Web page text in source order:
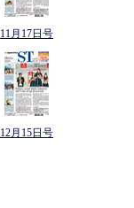
11月17日号
12月15日号